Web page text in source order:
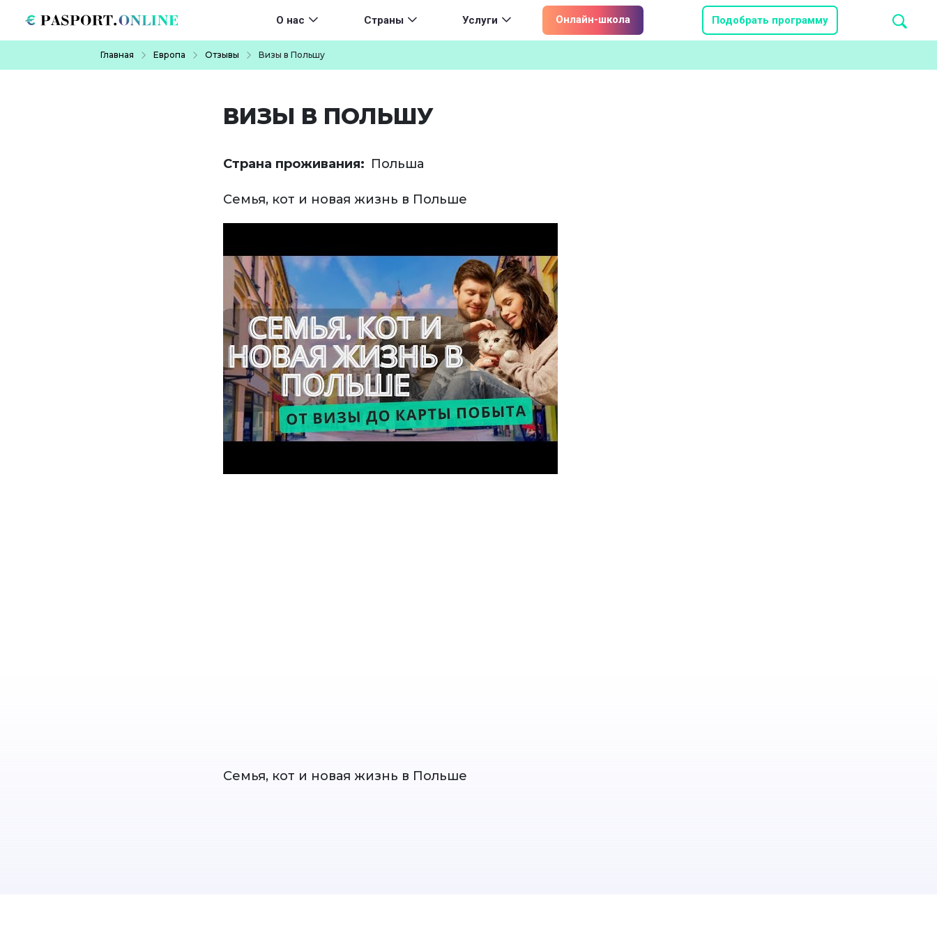
Main navigation
О нас Страны Услуги Онлайн-школа Подобрать программу
Главная Европа Отзывы Визы в Польшу
ВИЗЫ В ПОЛЬШУ
Страна проживания Польша
Семья, кот и новая жизнь в Польше
Семья, кот и новая жизнь в Польше